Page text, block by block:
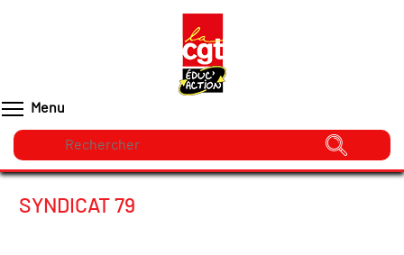
Menu
SYNDICAT 79